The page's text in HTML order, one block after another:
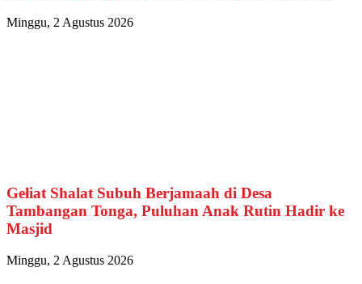
Minggu, 2 Agustus 2026
Geliat Shalat Subuh Berjamaah di Desa
Tambangan Tonga, Puluhan Anak Rutin Hadir ke
Masjid
Minggu, 2 Agustus 2026